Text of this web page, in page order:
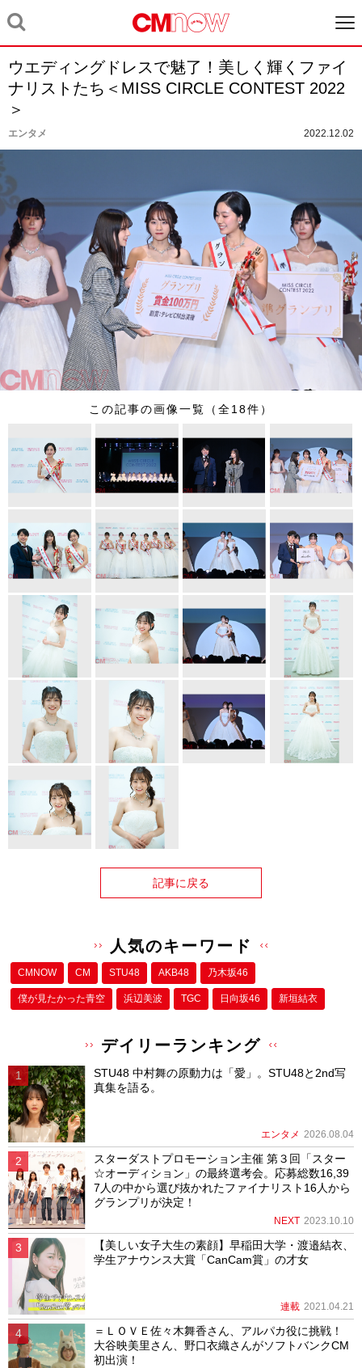
ウエディングドレスで魅了！美しく輝くファイ
ナリストたち＜MISS CIRCLE CONTEST 2022
＞
エンタメ 2022.12.02
この記事の画像一覧（全18件）
記事に戻る
人気のキーワード
CMNOW CM STU48 AKB48 乃木坂46
僕が⾒たかった⻘空 浜辺美波 TGC 日向坂46 新垣結衣
デイリーランキング
STU48 中村舞の原動力は「愛」。STU48と2nd写
真集を語る。
エンタメ 2026.08.04
スターダストプロモーション主催 第３回「スター
☆オーディション」の最終選考会。応募総数16,39
7人の中から選び抜かれたファイナリスト16人から
グランプリが決定！
NEXT 2023.10.10
【美しい女子大生の素顔】早稲田大学・渡邉結衣、
学生アナウンス大賞「CanCam賞」の才女
連載 2021.04.21
＝ＬＯＶＥ佐々木舞香さん、アルパカ役に挑戦！
大谷映美里さん、野口衣織さんがソフトバンクCM
初出演！